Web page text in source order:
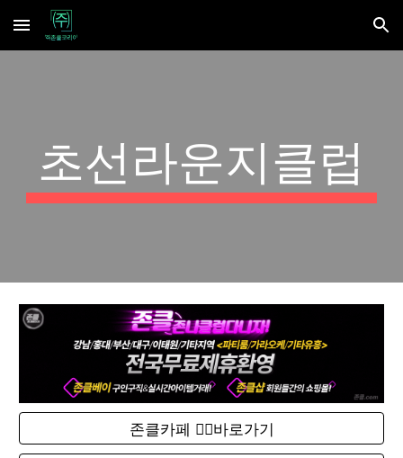
Skip to main content Skip to navigation
초선라운지클럽
존클카페 ❤️‍🔥바로가기